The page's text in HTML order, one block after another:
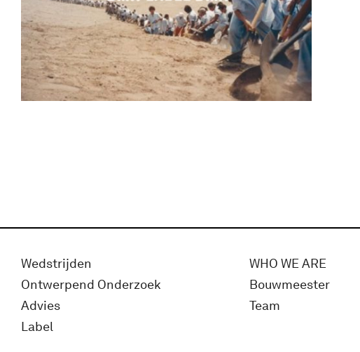
Wedstrijden
Ontwerpend Onderzoek
Advies
Label
WHO WE ARE
Bouwmeester
Team